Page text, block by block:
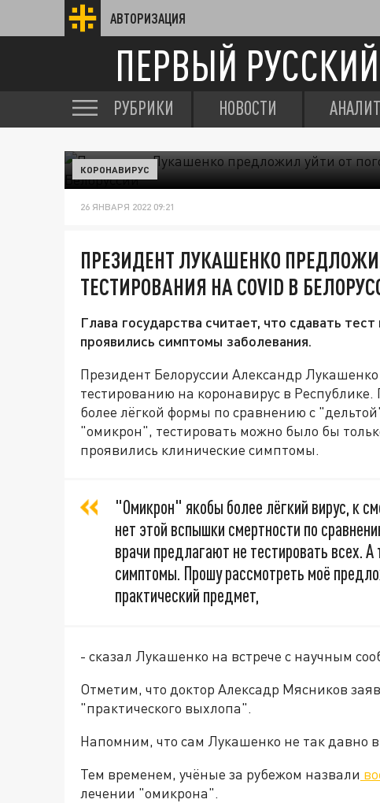
АВТОРИЗАЦИЯ
ПЕРВЫЙ РУССКИЙ
РУБРИКИ НОВОСТИ
КОРОНАВИРУС
26 ЯНВАРЯ 2022 09:21
ПРЕЗИДЕНТ ЛУКАШЕНКО
ТЕСТИРОВАНИЯ НА COVID В
Глава государства считает, что сдавать
проявились симптомы заболевания.
Президент Белоруссии Александр
тестированию на коронавирус в
более лёгкой формы по сравнению с
"омикрон", тестировать можно было бы
проявились клинические симптомы.
"Омикрон" якобы более лёгкий вирус, к
нет этой вспышки смертности по
врачи предлагают не тестировать всех.
симптомы. Прошу рассмотреть моё
практический предмет,
- сказал Лукашенко на встрече с научным
Отметим, что доктор Алексадр Мясников
"практического выхлопа".
Напомним, что сам Лукашенко не так давно
Тем временем, учёные за рубежом назвали
лечении "омикрона".